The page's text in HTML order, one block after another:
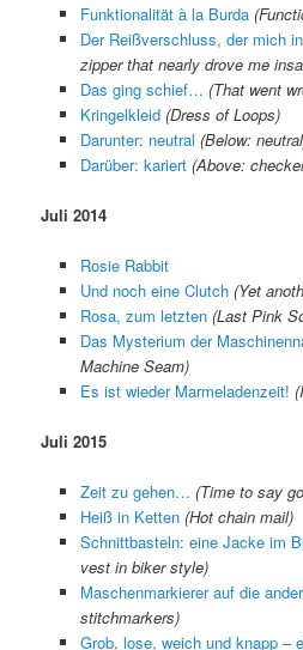
Funktionalität à la Burda
Der Reißverschluss, der mich
zipper that nearly drove me
Das ging schief… (That went
Kringelkleid (Dress of Loops)
Darunter: neutral (Below:
Darüber: kariert (Above:
Juli 2014
Rosie Rabbit
Und noch eine Clutch (Yet
Rosa, zum letzten (Last Pink
Das Mysterium der
Machine Seam)
Es ist wieder Marmeladenzeit!
Juli 2015
Zeit zu gehen… (Time to say
Heiß in Ketten (Hot chain mail)
Schnittbasteln: eine Jacke im
vest in biker style)
Maschenmarkierer auf die
stitchmarkers)
Grob, lose, weich und knapp –